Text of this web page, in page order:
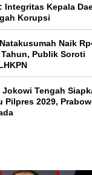
Integritas Kepala
Korupsi
Naik
Publik Soroti
Tengah
Pilpres 2029,